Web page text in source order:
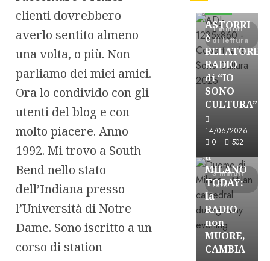
clienti dovrebbero
averlo sentito almeno
una volta, o più. Non
parliamo dei miei amici.
Ora lo condivido con gli
utenti del blog e con
molto piacere. Anno
1992. Mi trovo a South
Bend nello stato
dell’Indiana presso
l’Università di Notre
Dame. Sono iscritto a un
corso di station
1 minuti
di lettura
ASTORRI
è
RELATORE
RADIO
di “IO
SONO
CULTURA”
14/06/2026
0
502
3 minuti
letti
FREE
ASTORRI
a
MILANO
TODAY:
la
RADIO
non
MUORE,
CAMBIA